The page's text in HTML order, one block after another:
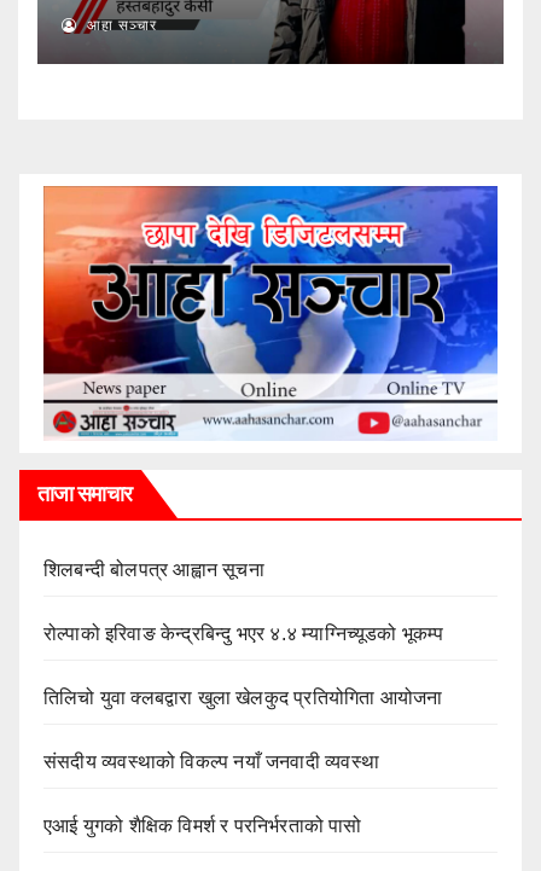
आहा सञ्चार
ताजा समाचार
शिलबन्दी बोलपत्र आह्वान सूचना
रोल्पाको इरिवाङ केन्द्रबिन्दु भएर ४.४ म्याग्निच्यूडको भूकम्प
तिलिचो युवा क्लबद्वारा खुला खेलकुद प्रतियोगिता आयोजना
संसदीय व्यवस्थाको विकल्प नयाँ जनवादी व्यवस्था
एआई युगको शैक्षिक विमर्श र परनिर्भरताको पासो